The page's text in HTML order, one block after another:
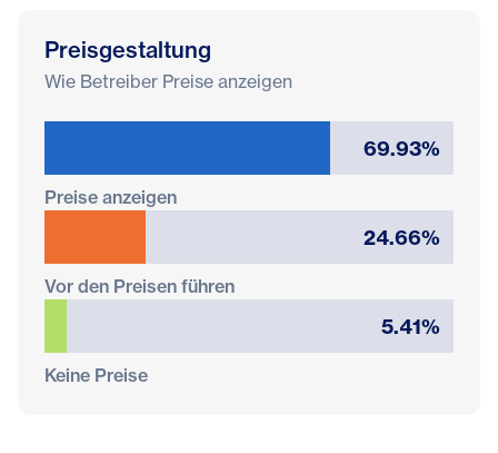
Preisgestaltung
Wie Betreiber Preise anzeigen
69.93%
Preise anzeigen
24.66%
Vor den Preisen führen
5.41%
Keine Preise